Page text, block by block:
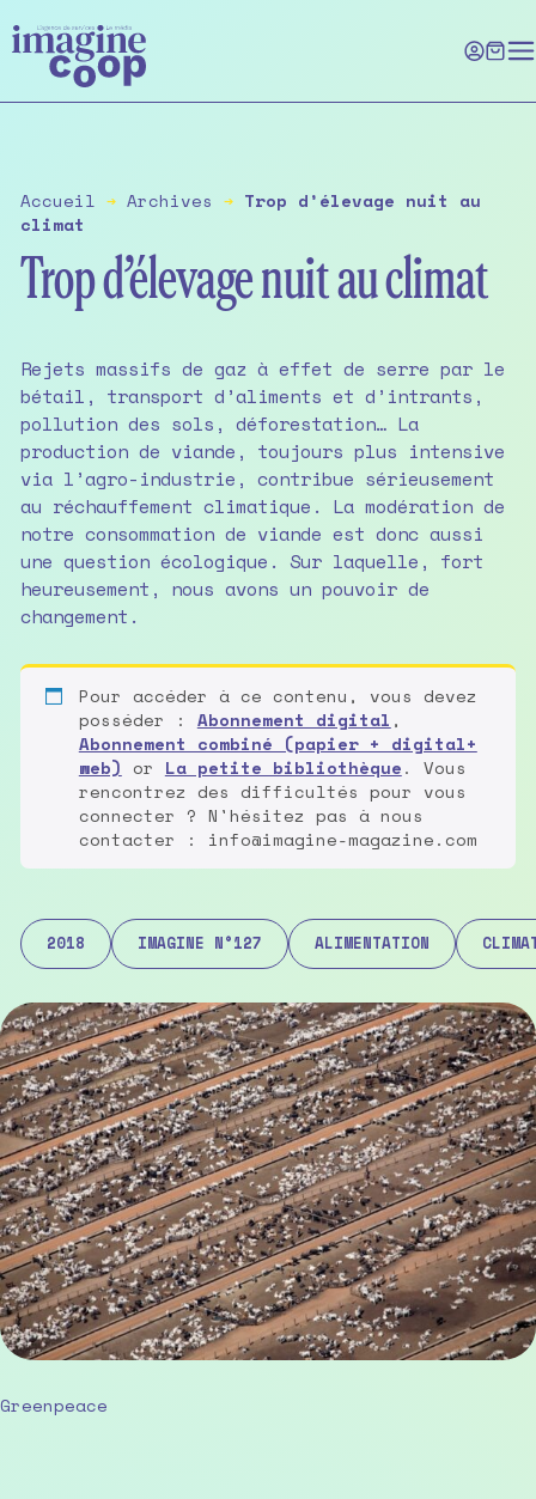
to
the
content
Accueil ➔ Archives ➔ Trop d’élevage nuit au
climat
Trop d’élevage nuit au climat
Rejets massifs de gaz à effet de serre par le
bétail, transport d’aliments et d’intrants,
pollution des sols, déforestation… La
production de viande, toujours plus intensive
via l’agro-industrie, contribue sérieusement
au réchauffement climatique. La modération de
notre consommation de viande est donc aussi
une question écologique. Sur laquelle, fort
heureusement, nous avons un pouvoir de
changement.
Pour accéder à ce contenu, vous devez
posséder : Abonnement digital ,
Abonnement combiné (papier + digital+
web) or La petite bibliothèque. Vous
rencontrez des difficultés pour vous
connecter ? N'hésitez pas à nous
contacter : info@imagine-magazine.com
2018 IMAGINE N°127 ALIMENTATION
Greenpeace